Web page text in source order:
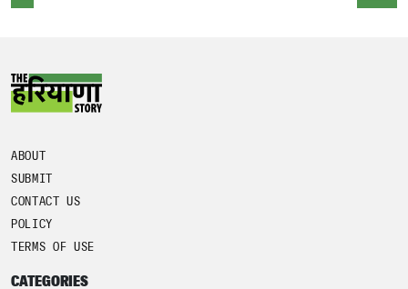
ABOUT
SUBMIT
CONTACT US
POLICY
TERMS OF USE
CATEGORIES